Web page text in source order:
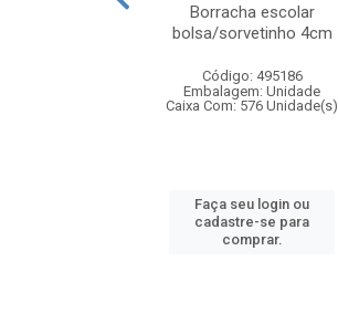
Borracha escolar
bolsa/sorvetinho 4cm
Código: 495186
Embalagem: Unidade
Caixa Com: 576 Unidade(s)
Faça seu login ou
cadastre-se para
comprar.